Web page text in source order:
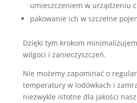
umieszczeniem w urządzeniu
pakowanie ich w szczelne
Dzięki tym krokom
wilgoci i zanieczyszczeń.
Nie możemy zapominać o
temperatury w lodówkach i
niezwykle istotne dla jakości